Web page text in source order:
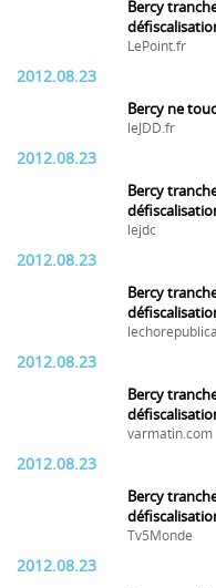
Bercy
LePoint.fr
2012.08.23
Bercy ne
leJDD.fr
2012.08.23
Bercy
lejdc
2012.08.23
Bercy
2012.08.23
Bercy
varmatin.com
2012.08.23
Bercy
Tv5Monde
2012.08.23